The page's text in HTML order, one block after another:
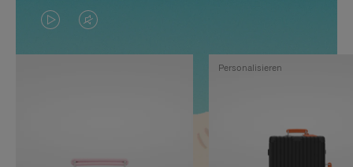
DAS
VIDEO
VIDEO
IST
Personalisieren